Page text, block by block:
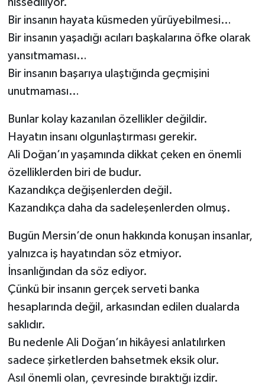
hissediliyor.
Bir insanın hayata küsmeden yürüyebilmesi…
Bir insanın yaşadığı acıları başkalarına öfke olarak
yansıtmaması…
Bir insanın başarıya ulaştığında geçmişini
unutmaması…
Bunlar kolay kazanılan özellikler değildir.
Hayatın insanı olgunlaştırması gerekir.
Ali Doğan’ın yaşamında dikkat çeken en önemli
özelliklerden biri de budur.
Kazandıkça değişenlerden değil.
Kazandıkça daha da sadeleşenlerden olmuş.
Bugün Mersin’de onun hakkında konuşan insanlar,
yalnızca iş hayatından söz etmiyor.
İnsanlığından da söz ediyor.
Çünkü bir insanın gerçek serveti banka
hesaplarında değil, arkasından edilen dualarda
saklıdır.
Bu nedenle Ali Doğan’ın hikâyesi anlatılırken
sadece şirketlerden bahsetmek eksik olur.
Asıl önemli olan, çevresinde bıraktığı izdir.